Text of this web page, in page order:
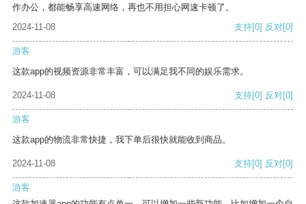
作办公，都能畅享高速网络，再也不用担心网速卡顿了。
2024-11-08
支持[0] 反对[0]
游客
这款app的视频资源非常丰富，可以满足我不同的娱乐需求。
2024-11-08 支持[0] 反对[0]
游客
这款app的物流非常快捷，我下单后很快就能收到商品。
2024-11-08 支持[0] 反对[0]
游客